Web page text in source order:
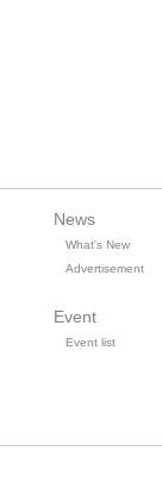
News
What's New
Advertisement
Event
Event list